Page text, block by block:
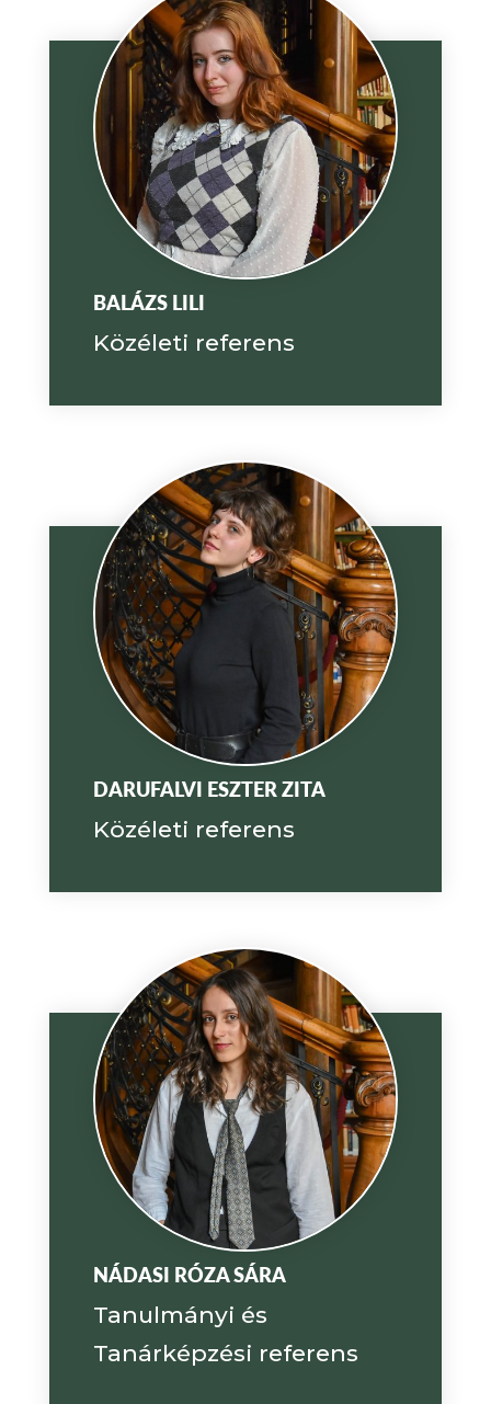
BALÁZS LILI
Közéleti referens
DARUFALVI ESZTER ZITA
Közéleti referens
NÁDASI RÓZA SÁRA
Tanulmányi és
Tanárképzési referens